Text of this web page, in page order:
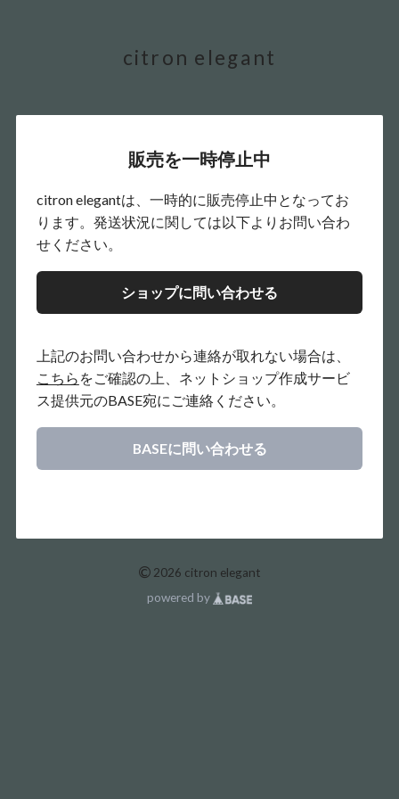
citron elegant
販売を一時停止中
citron elegantは、一時的に販売停止中となってお
ります。発送状況に関しては以下よりお問い合わ
せください。
ショップに問い合わせる
上記のお問い合わせから連絡が取れない場合は、
こちら をご確認の上、ネットショップ作成サービ
ス提供元のBASE宛にご連絡ください。
BASEに問い合わせる
© 2026 citron elegant
powered by